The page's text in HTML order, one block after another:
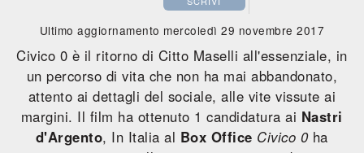
Ultimo aggiornamento mercoledì 29 novembre 2017
Civico 0 è il ritorno di Citto Maselli all'essenziale, in
un percorso di vita che non ha mai abbandonato,
attento ai dettagli del sociale, alle vite vissute ai
margini. Il film ha ottenuto 1 candidatura ai Nastri
d'Argento, In Italia al Box Office Civico 0ha